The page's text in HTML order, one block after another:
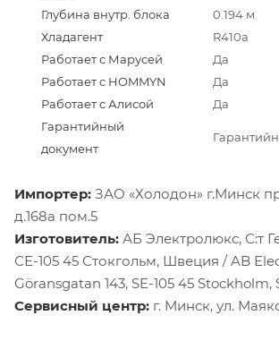
Глубина внутр. блока
0.194 м
Хладагент
R410a
Работает с Марусей
Да
Работает с HOMMYN
Да
Работает с Алисой
Да
Гарантийный
документ
Импортер: ЗАО «Холодон» г.Минск
д.168а пом.5
Изготовитель: АБ Электролюкс, С:т
СЕ-105 45 Стокгольм, Швеция / AB
Göransgatan 143, SE-105 45 Stockholm,
Сервисный центр: г. Минск, ул.